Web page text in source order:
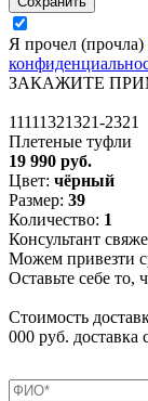
Я прочел (прочла)
ЗАКАЖИТЕ
11111321321-2321
Плетеные туфли
19 990 руб.
Цвет: чёрный
Размер: 39
Количество: 1
Консультант
Можем привезти
Оставьте себе то,
Стоимость
000 руб. доставка